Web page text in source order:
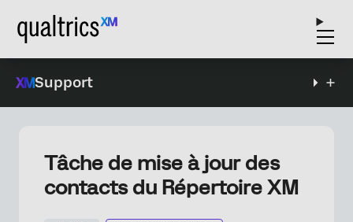
Support
Tâche de mise à jour des
contacts du Répertoire XM